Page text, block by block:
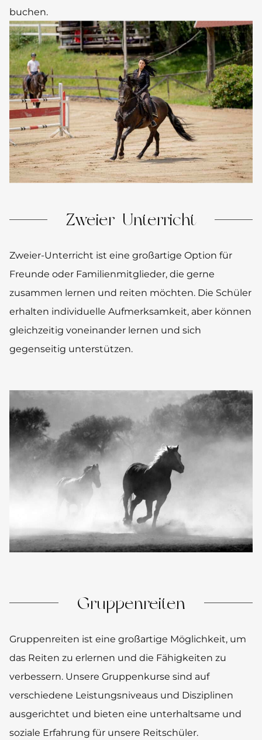
buchen.
Zweier-Unterricht
Zweier-Unterricht ist eine großartige Option für
Freunde oder Familienmitglieder, die gerne
zusammen lernen und reiten möchten. Die Schüler
erhalten individuelle Aufmerksamkeit, aber können
gleichzeitig voneinander lernen und sich
gegenseitig unterstützen.
Gruppenreiten
Gruppenreiten ist eine großartige Möglichkeit, um
das Reiten zu erlernen und die Fähigkeiten zu
verbessern. Unsere Gruppenkurse sind auf
verschiedene Leistungsniveaus und Disziplinen
ausgerichtet und bieten eine unterhaltsame und
soziale Erfahrung für unsere Reitschüler.